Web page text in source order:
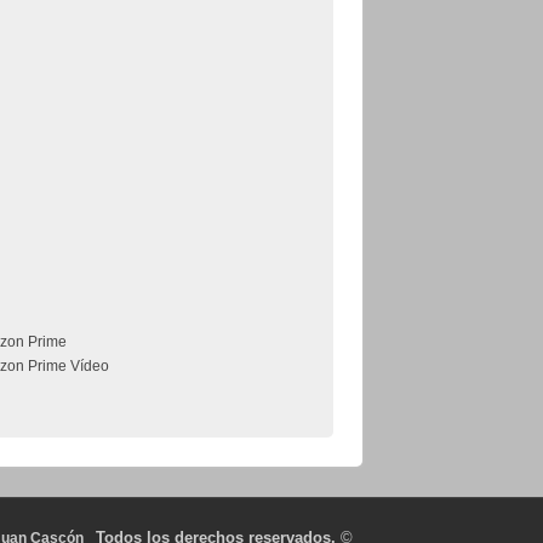
Prime
Prime Vídeo
Cascón Todos los derechos reservados. ©